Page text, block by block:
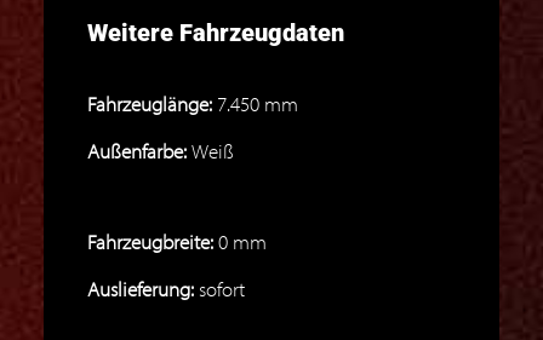
Weitere Fahrzeugdaten
Fahrzeuglänge: 7.450 mm
Außenfarbe:Weiß
Fahrzeugbreite:0 mm
Auslieferung: sofort